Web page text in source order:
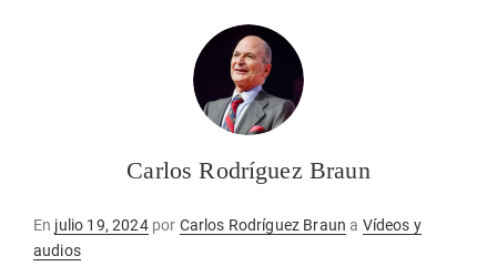
Carlos Rodríguez Braun
En Publicado
en
julio 19, 2024por Carlos Rodríguez Braun a Vídeos y
audios